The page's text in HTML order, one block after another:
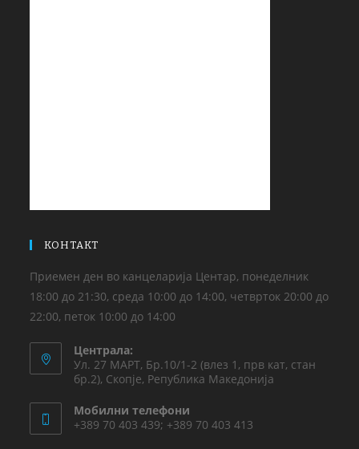
КОНТАКТ
Приемен ден во канцеларија Центар, понеделник
18:00 до 21:30, среда 10:00 до 14:00, четврток 20:00 до
22:00, петок 10:00 до 14:00
Централа:
Ул. 27 МАРТ, Бр.10/1-2 (влез 1, прв кат, стан
бр.2), Скопје, Република Македонија
Мобилни телефони
+389 70 403 439; +389 70 403 413